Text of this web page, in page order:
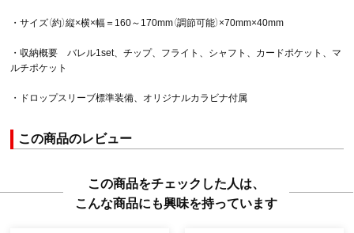
・サイズ（約）縦×横×幅＝160～170mm（調節可能）×70mm×40mm
・収納概要 バレル1set、チップ、フライト、シャフト、カードポケット、マ
ルチポケット
・ドロップスリーブ標準装備、オリジナルカラビナ付属
この商品のレビュー
この商品をチェックした人は、
こんな商品にも興味を持っています